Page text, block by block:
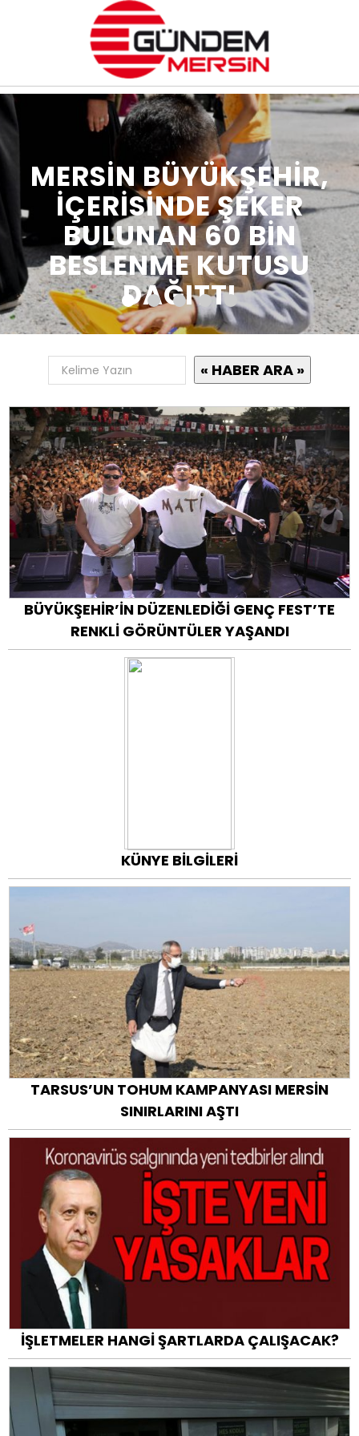
MERSİN BÜYÜKŞEHİR,
İÇERİSİNDE ŞEKER
BULUNAN 60 BİN
BESLENME KUTUSU
DAĞITTI
BÜYÜKŞEHİR’İN DÜZENLEDİĞİ GENÇ FEST’TE
RENKLİ GÖRÜNTÜLER YAŞANDI
KÜNYE BİLGİLERİ
TARSUS’UN TOHUM KAMPANYASI MERSİN
SINIRLARINI AŞTI
İŞLETMELER HANGİ ŞARTLARDA ÇALIŞACAK?